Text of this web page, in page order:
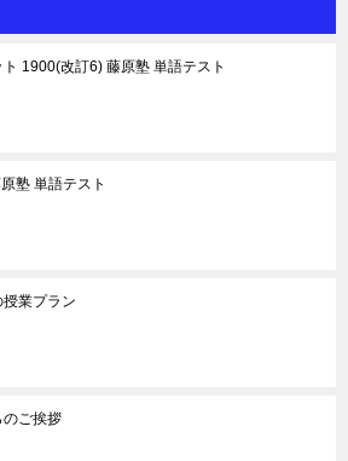
ト 1900(改訂6) 藤原塾 単語テスト
塾 単語テスト
業プラン
のご挨拶